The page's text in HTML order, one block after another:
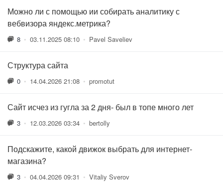
Можно ли с помощью ии собирать аналитику с
вебвизора яндекс.метрика?
8 • 03.11.2025 08:10 • Pavel Saveliev
Структура сайта
0 • 14.04.2026 21:08 • promotut
Сайт исчез из гугла за 2 дня- был в топе много лет
3 • 12.03.2026 03:34 • bertolly
Подскажите, какой движок выбрать для интернет-
магазина?
3 • 04.04.2026 09:31 • Vitaliy Sverov